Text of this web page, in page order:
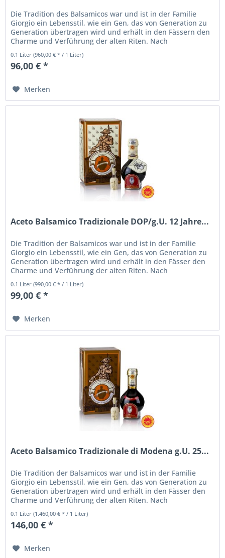
Die Tradition des Balsamicos war und ist in der Familie
Giorgio ein Lebensstil, wie ein Gen, das von Generation zu
Generation übertragen wird und erhält in den Fässern den
Charme und Verführung der alten Riten. Nach
Jahrhunderten alter...
0.1 Liter(960,00 € * / 1 Liter)
96,00 € *
Merken
Aceto Balsamico Tradizionale DOP/g.U. 12 Jahre...
Die Tradition der Balsamicos war und ist in der Familie
Giorgio ein Lebensstil, wie ein Gen, das von Generation zu
Generation übertragen wird und erhält in den Fässer den
Charme und Verführung der alten Riten. Nach
Jahrhunderten alter...
0.1 Liter(990,00 € * / 1 Liter)
99,00 € *
Merken
Aceto Balsamico Tradizionale di Modena g.U. 25...
Die Tradition der Balsamicos war und ist in der Familie
Giorgio ein Lebensstil, wie ein Gen, das von Generation zu
Generation übertragen wird und erhält in den Fässer den
Charme und Verführung der alten Riten. Nach
0.1 Liter(1.460,00 € * / 1 Liter)
146,00 € *
Merken